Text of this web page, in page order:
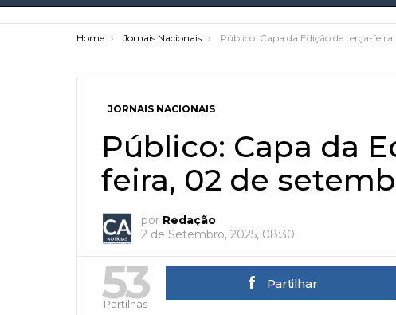
You are here:
Home Jornais Nacionais Público: Capa da Edição de terça-
JORNAIS NACIONAIS
Público: Capa da
feira, 02 de
por Redação
2 de Setembro, 2025, 08:30
53
Partilhas
Partilhar